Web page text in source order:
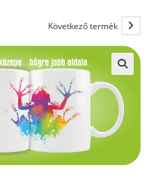
Következő termék